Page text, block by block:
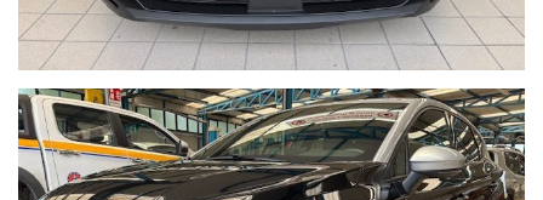
ECCO ALCUNI DEI NOSTRI SERVIZI:
- GARANZIA 12 MESI SU TUTTO L'USATO
- FINANZIAMENTI IN SEDE A TASSO AGEVOLATO CON
- VALUTAZIONE E RITIRO DEL VOSTRO USATO
- PACCHETTI ASSICURATIVI FURTO INCENDIO & RAPINA
- INSTALLAZIONE DI ANTIFURTI / BLOCK SHAFT
PER ULTERIORI INFORMAZIONI NON ESITARE A